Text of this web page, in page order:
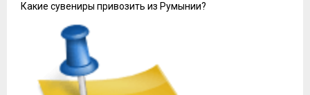
Какие сувениры привозить из Румынии?